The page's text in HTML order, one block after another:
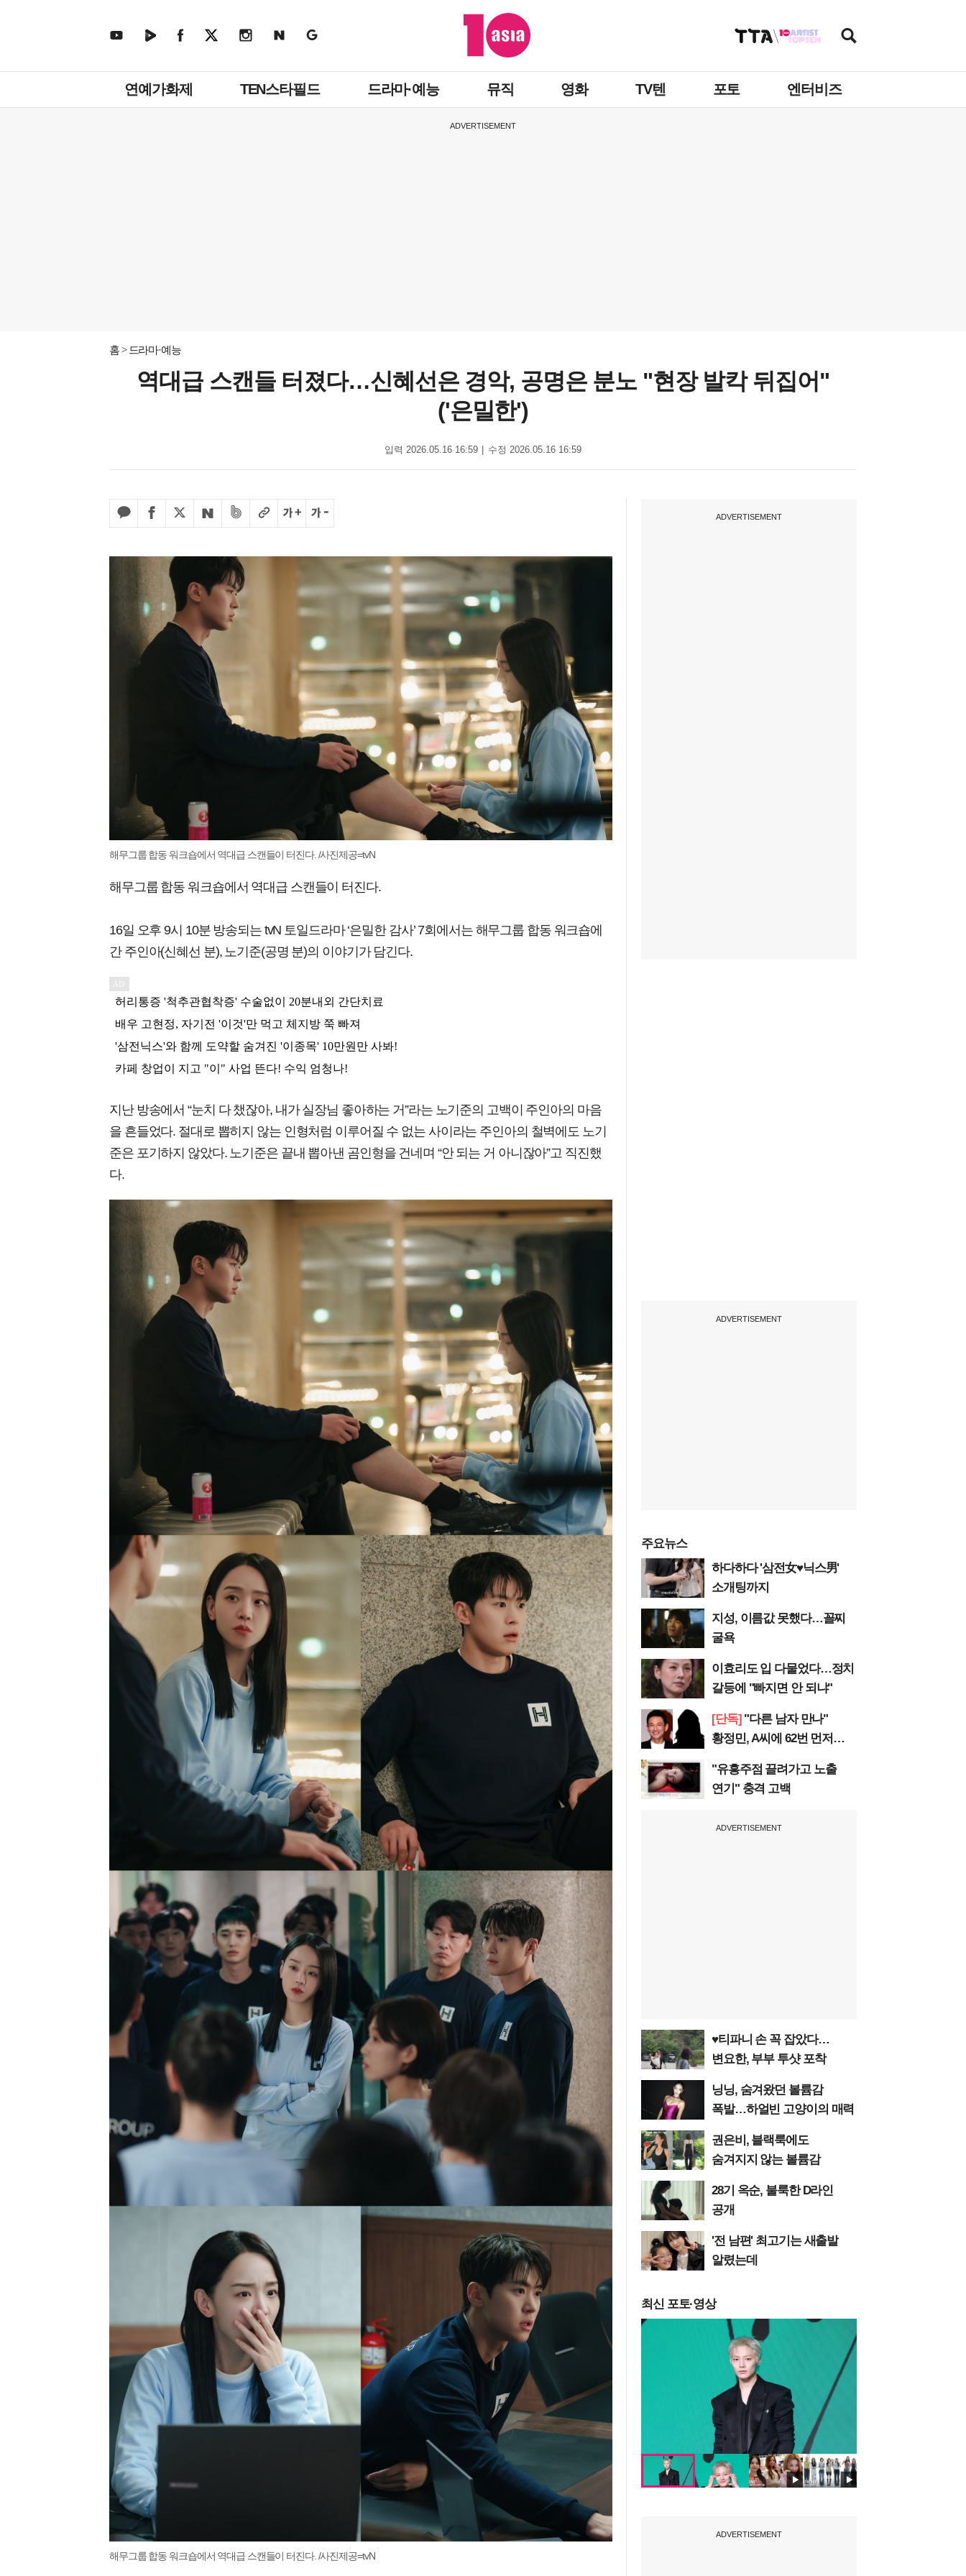
뉴
연예가화제 TEN스타필드 드라마·예능 뮤직 영화 TV텐 포토 엔터비즈
ADVERTISEMENT
홈 드라마·예능
역대급 스캔들 터졌다…신혜선은 경악, 공명은 분노 "현장 발칵 뒤집어"
('은밀한')
입력 2026.05.16 16:59 수정 2026.05.16 16:59
해무그룹 합동 워크숍에서 역대급 스캔들이 터진다. /사진제공=tvN
해무그룹 합동 워크숍에서 역대급 스캔들이 터진다.
16일 오후 9시 10분 방송되는 tvN 토일드라마 ‘은밀한 감사’ 7회에서는 해무그룹 합동 워크숍에
간 주인아(신혜선 분), 노기준(공명 분)의 이야기가 담긴다.
지난 방송에서 “눈치 다 챘잖아, 내가 실장님 좋아하는 거”라는 노기준의 고백이 주인아의 마음
을 흔들었다. 절대로 뽑히지 않는 인형처럼 이루어질 수 없는 사이라는 주인아의 철벽에도 노기
준은 포기하지 않았다. 노기준은 끝내 뽑아낸 곰인형을 건네며 “안 되는 거 아니잖아”고 직진했
다.
해무그룹 합동 워크숍에서 역대급 스캔들이 터진다. /사진제공=tvN
ADVERTISEMENT
ADVERTISEMENT
주요뉴스
하다하다 '삼전女♥닉스男'
소개팅까지
지성, 이름값 못했다…꼴찌
굴욕
이효리도 입 다물었다…정치
갈등에 "빠지면 안 되냐"
[단독]"다른 남자 만나"
황정민, A씨에 62번 먼저
"유흥주점 끌려가고 노출
연기" 충격 고백
ADVERTISEMENT
♥티파니 손 꼭 잡았다…
변요한, 부부 투샷 포착
닝닝, 숨겨왔던 볼륨감
폭발…하얼빈 고양이의 매력
권은비, 블랙룩에도
숨겨지지 않는 볼륨감
28기 옥순, 불룩한 D라인
공개
'전 남편' 최고기는 새출발
알렸는데
최신 포토·영상
ADVERTISEMENT